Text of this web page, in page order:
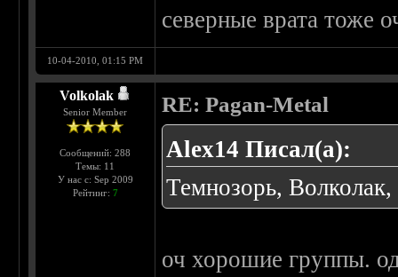
северные врата тоже
10-04-2010, 01:15 PM
Volkolak
Senior Member
Сообщений: 288
Темы: 11
У нас с: Sep 2009
Рейтинг: 7
RE: Pagan-Metal
Alex14 Писал(а):
Темнозорь,
оч хорошие группы.